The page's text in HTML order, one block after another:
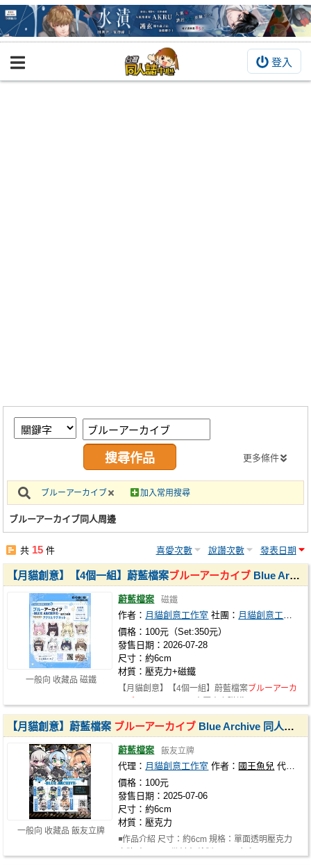
登入
BOOKY書集倉庫
繪圖藝廊
交流中心
攤位轉讓區
會員功能選單
註冊會員
更多條件
ブルーアーカイブ 加入常用搜尋
ブルーアーカイブ同人周邊
共 15 件 喜愛次數 說讚次數 發表日期
一般向 收藏品 磁鐵
【月貓創意】【4個一組】蔚藍檔案ブルーアーカイブ Blue Archive 同人壓克力磁鐵 SRT特殊學園 七度雪乃、吉野妮可、高倉胡桃、天神山音葵、月雪宮子、空井咲、風倉萌、霞澤美游
蔚藍檔案 磁鐵
作者： 月貓創意工作室 社團： 月貓創意工作室
價格：100元（Set:350元）
發售日期：2026-07-28
尺寸：約6cm
材質：壓克力+磁鐵
【月貓創意】【4個一組】蔚藍檔案ブルーアーカ
一般向 收藏品 飯友立牌
【月貓創意】蔚藍檔案 ブルーアーカイブ Blue Archive 同人壓克力飯友立牌 橘ヒカリ,橘ノゾミ,内海アオバ,歌住サクラコ,蒼森ミネ,伊落マリー 繪師 國王魚兒
蔚藍檔案 飯友立牌
代理： 月貓創意工作室 作者： 國王魚兒 代理社團：
價格：100元
發售日期：2025-07-06
尺寸：約6cm
材質：壓克力
◾作品介紹 尺寸：約6cm 規格：單面透明壓克力